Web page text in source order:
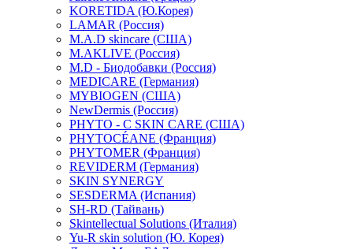
KORETIDA (Ю.Корея)
LAMAR (Россия)
M.A.D skincare (США)
M.AKLIVE (Россия)
M.D - Биодобавки (Россия)
MEDICARE (Германия)
MYBIOGEN (США)
NewDermis (Россия)
PHYTO - C SKIN CARE (США)
PHYTOCÉANE (Франция)
PHYTOMER (Франция)
REVIDERM (Германия)
SKIN SYNERGY
SESDERMA (Испания)
SH-RD (Тайвань)
Skintellectual Solutions (Италия)
Yu-R skin solution (Ю. Корея)